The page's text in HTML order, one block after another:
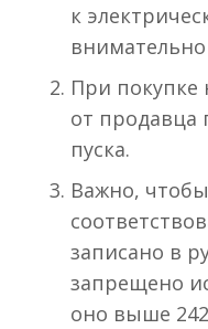
к
При покупке
от продавца
пуска.
Важно,
записано в
запрещено
оно выше